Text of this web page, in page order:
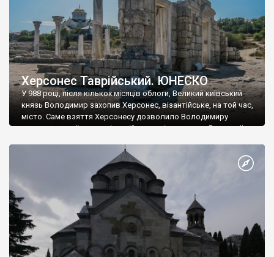
Херсонес Таврійський. ЮНЕСКО
У 988 році, після кількох місяців облоги, Великий київський
князь Володимир захопив Херсонес, візантійське, на той час,
місто. Саме взяття Херсонесу дозволило Володимиру
диктувати свої умови візантійському імператору Василю ІІ, та
Херсонесі Володимир-язичник, став Василем-християнином.
А потім було Хрещення Русі. На честь Херсонесу Таврійського